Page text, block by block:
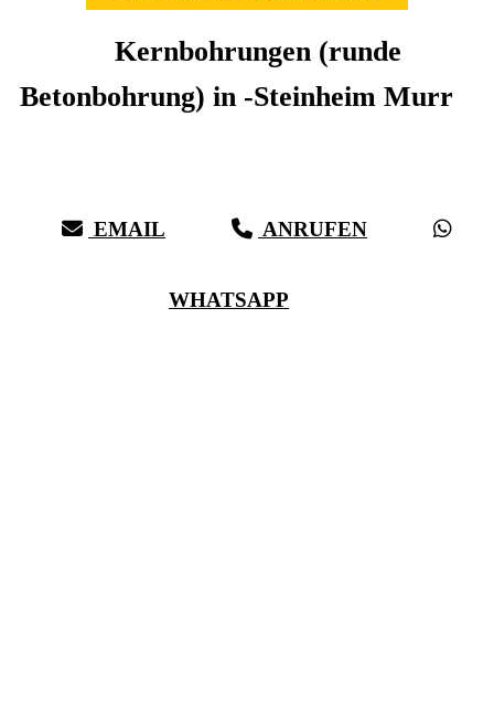
Kernbohrungen (runde
Betonbohrung) in -Steinheim Murr
EMAIL ANRUFEN
WHATSAPP